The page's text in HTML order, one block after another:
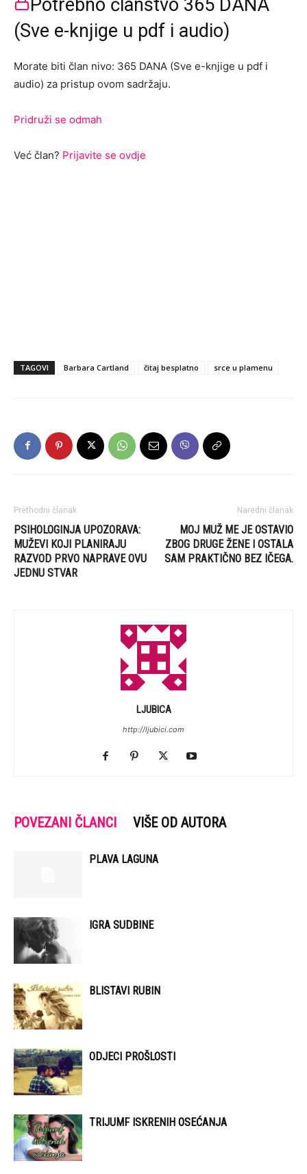
Potrebno članstvo 365 DANA
(Sve e-knjige u pdf i audio)
Morate biti član nivo: 365 DANA (Sve e-knjige u pdf i
audio) za pristup ovom sadržaju.
Pridruži se odmah
Već član? Prijavite se ovdje
TAGOVI Barbara Cartland čitaj besplatno srce u plamenu
Prethodni članak
PSIHOLOGINJA UPOZORAVA:
MUŽEVI KOJI PLANIRAJU
RAZVOD PRVO NAPRAVE OVU
JEDNU STVAR
Naredni članak
MOJ MUŽ ME JE OSTAVIO
ZBOG DRUGE ŽENE I OSTALA
SAM PRAKTIČNO BEZ IČEGA.
LJUBICA
http://ljubici.com
POVEZANI ČLANCI VIŠE OD AUTORA
PLAVA LAGUNA
IGRA SUDBINE
BLISTAVI RUBIN
ODJECI PROŠLOSTI
TRIJUMF ISKRENIH OSEĆANJA